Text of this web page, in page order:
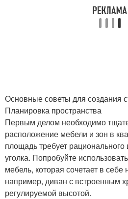
Основные советы для создания
Планировка пространства
Первым делом необходимо
расположение мебели и зон в
площадь требует
уголка. Попробуйте
мебель, которая сочетает в себе
например, диван с встроенным
регулируемой высотой.